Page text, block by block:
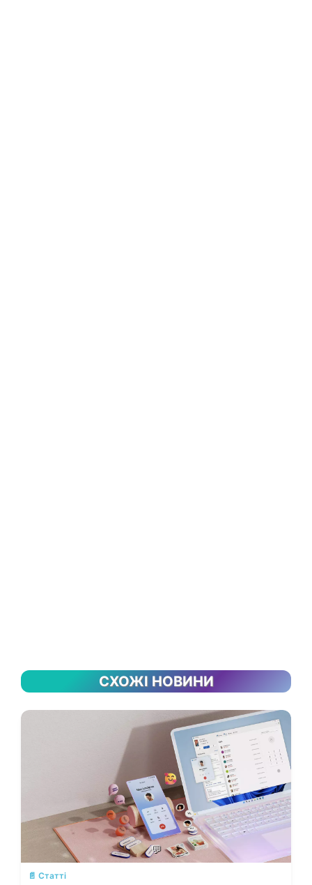
СХОЖІ НОВИНИ
💬
📄 Статті